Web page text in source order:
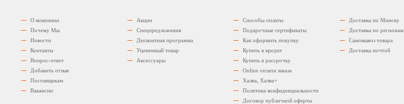
О компании
Почему Мы
Новости
Контакты
Вопрос-ответ
Добавить отзыв
Поставщикам
Вакансии
Акции
Спецпредложения
Дисконтная программа
Уцененный товар
Аксессуары
Способы оплаты
Подарочные сертификаты
Как оформить покупку
Купить в кредит
Купить в рассрочку
Оnline оплата заказа
Халва, Халва+
Политика конфиденциальности
Договор публичной оферты
Доставка по Минску
Доставка по регионам
Самовывоз товара
Доставка почтой